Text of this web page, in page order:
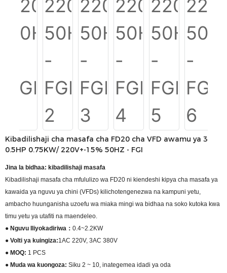
Kibadilishaji cha masafa cha FD20 cha VFD awamu ya 3
0.5HP 0.75KW/ 220V+-15% 50HZ - FGI
Jina la bidhaa: kibadilishaji masafa
Kibadilishaji masafa cha mfululizo wa FD20 ni kiendeshi kipya cha masafa ya
kawaida ya nguvu ya chini (VFDs) kilichotengenezwa na kampuni yetu,
ambacho huunganisha uzoefu wa miaka mingi wa bidhaa na soko kutoka kwa
timu yetu ya utafiti na maendeleo.
● Nguvu Iliyokadiriwa： 0.4~2.2KW
● Volti ya kuingiza:1AC 220V, 3AC 380V
● MOQ: 1 PCS
● Muda wa kuongoza: Siku 2 ~ 10, inategemea idadi ya oda